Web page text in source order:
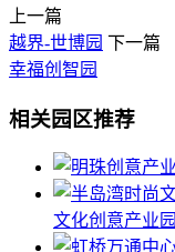
上一篇
越界-世博园 下一篇
幸福创智园
相关园区推荐
文化创意产业园